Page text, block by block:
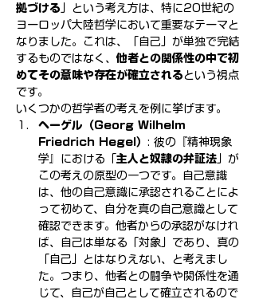
拠づける 」という考え方は、特に20世紀の
ヨーロッパ大陸哲学において重要なテーマと
なりました。これは、「自己」が単独で完結
するものではなく、他者との関係性の中で初
めてその意味や存在が確立されるという視点
です。
いくつかの哲学者の考えを例に挙げます。
ヘーゲル（Georg Wilhelm
Friedrich Hegel） : 彼の『精神現象
学』における「 主人と奴隷の弁証法 」が
この考えの原型の一つです。自己意識
は、他の自己意識に承認されることによ
って初めて、自分を真の自己意識として
確認できます。他者からの承認がなけれ
ば、自己は単なる「対象」であり、真の
「自己」とはなりえない、と考えまし
た。つまり、他者との闘争や関係性を通
じて、自己が自己として確立されるので